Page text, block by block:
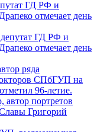
депутат ГД РФ и
отмечает день
портретов
Григорий